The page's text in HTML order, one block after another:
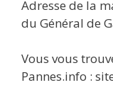
Adresse de la
du Général de
Vous vous
Pannes.info :